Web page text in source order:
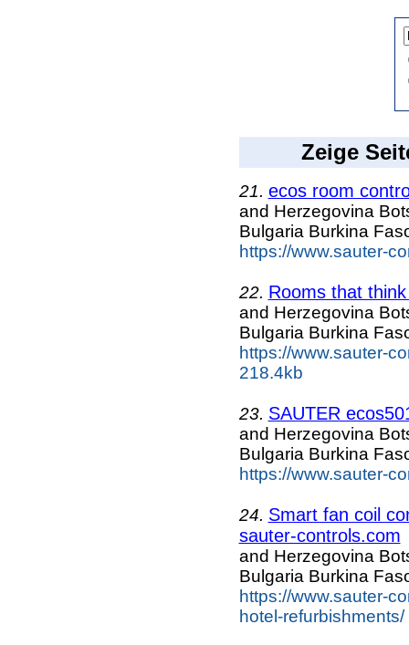
Zeige
21. ecos room
and Herzegovina
Bulgaria Burkina
https://www.sauter-
22. Rooms that
and Herzegovina
Bulgaria Burkina
https://www.sauter-
218.4kb
23. SAUTER
and Herzegovina
Bulgaria Burkina
https://www.sauter-
24. Smart fan coil
sauter-controls.com
and Herzegovina
Bulgaria Burkina
https://www.sauter-
hotel-